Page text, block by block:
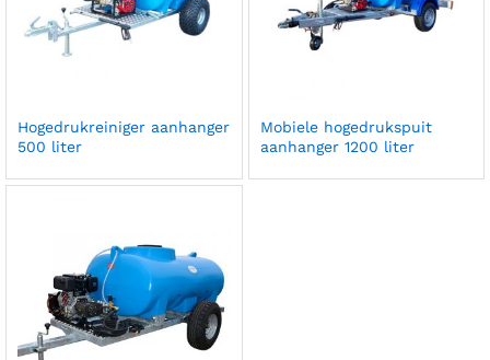
Hogedrukreiniger aanhanger
500 liter
Mobiele hogedrukspuit
aanhanger 1200 liter